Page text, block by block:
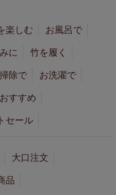
楽しむ お風呂で
に 竹を履く
除で お洗濯で
すすめ
セール
大口注文
品